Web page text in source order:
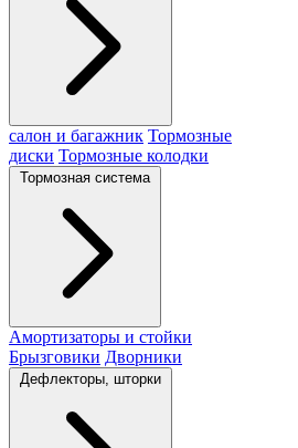
салон и багажник Тормозные
диски Тормозные колодки
Тормозная система
Амортизаторы и стойки
Брызговики Дворники
Дефлекторы, шторки